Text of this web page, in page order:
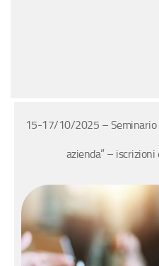
15-17/10/2025 – Seminario
azienda” –